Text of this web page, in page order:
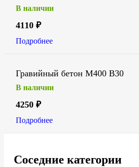
В наличии
4110 ₽
Подробнее
Гравийный бетон М400 В30
В наличии
4250 ₽
Подробнее
Соседние категории